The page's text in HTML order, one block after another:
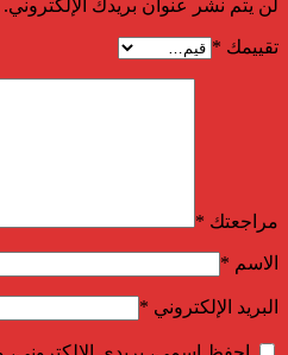
لن يتم نشر عنوان بريدك الإلكتروني.
تقييمك *
مراجعتك *
الاسم *
البريد الإلكتروني *